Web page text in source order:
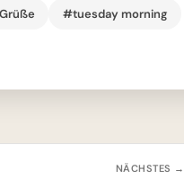
#tuesday morning
NÄCHSTES →